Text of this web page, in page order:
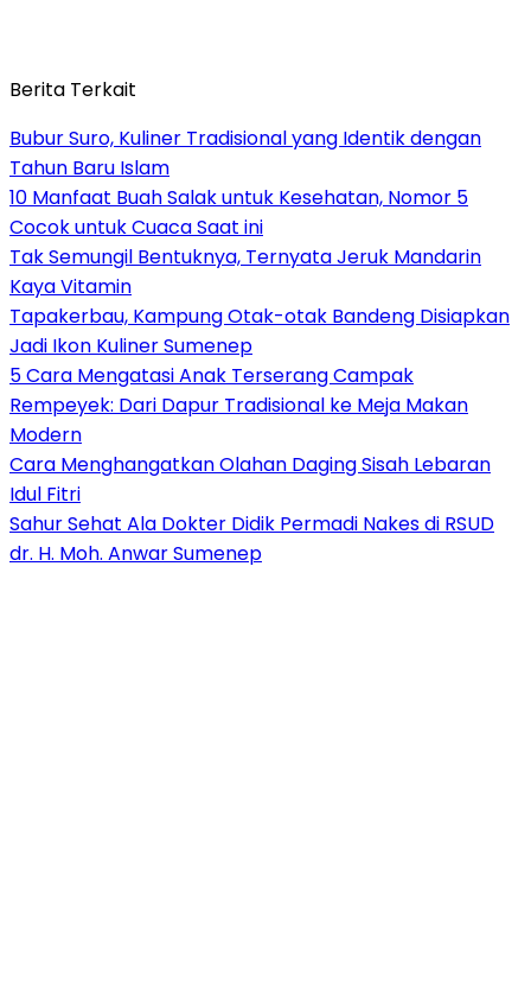
Berita Terkait
Bubur Suro, Kuliner Tradisional yang Identik dengan
Tahun Baru Islam
10 Manfaat Buah Salak untuk Kesehatan, Nomor 5
Cocok untuk Cuaca Saat ini
Tak Semungil Bentuknya, Ternyata Jeruk Mandarin
Kaya Vitamin
Tapakerbau, Kampung Otak-otak Bandeng Disiapkan
Jadi Ikon Kuliner Sumenep
5 Cara Mengatasi Anak Terserang Campak
Rempeyek: Dari Dapur Tradisional ke Meja Makan
Modern
Cara Menghangatkan Olahan Daging Sisah Lebaran
Idul Fitri
Sahur Sehat Ala Dokter Didik Permadi Nakes di RSUD
dr. H. Moh. Anwar Sumenep